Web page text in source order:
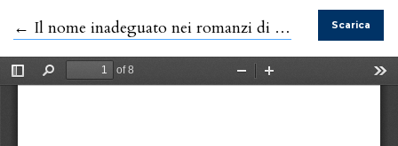
← Ritorna ai dettagli dell'articolo
Il nome inadeguato nei romanzi di Theodor Fontane Scarica